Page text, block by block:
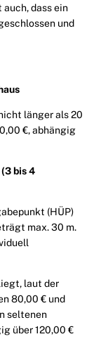
dass ein
und
länger als 20
€, abhängig
bis 4
(HÜP)
max. 30 m.
laut der
80,00 € und
seltenen
über 120,00 €